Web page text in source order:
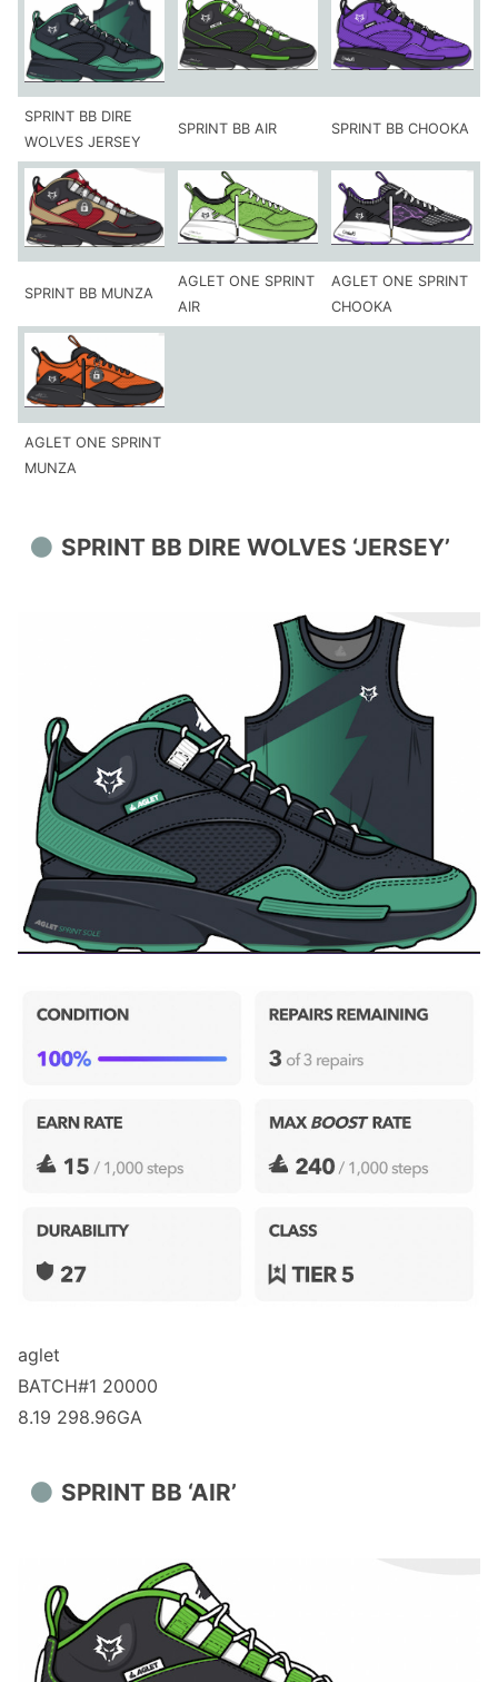
SPRINT BB DIRE
WOLVES JERSEY
SPRINT BB AIR SPRINT BB CHOOKA
SPRINT BB MUNZA
AGLET ONE SPRINT
AIR
AGLET ONE SPRINT
CHOOKA
AGLET ONE SPRINT
MUNZA
SPRINT BB DIRE WOLVES ‘JERSEY’
aglet
BATCH#1 20000
8.19 298.96GA
SPRINT BB ‘AIR’